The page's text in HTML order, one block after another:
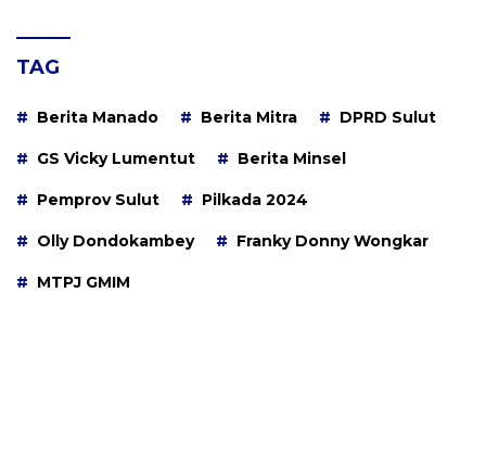
TAG
Berita Manado Berita Mitra DPRD Sulut
GS Vicky Lumentut Berita Minsel
Pemprov Sulut Pilkada 2024
Olly Dondokambey Franky Donny Wongkar
MTPJ GMIM